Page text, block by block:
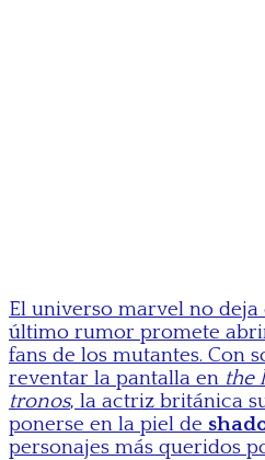
El universo marvel no deja
último rumor promete
fans de los mutantes. Con
reventar la pantalla en the
tronos, la actriz británica
ponerse en la piel de
personajes más queridos